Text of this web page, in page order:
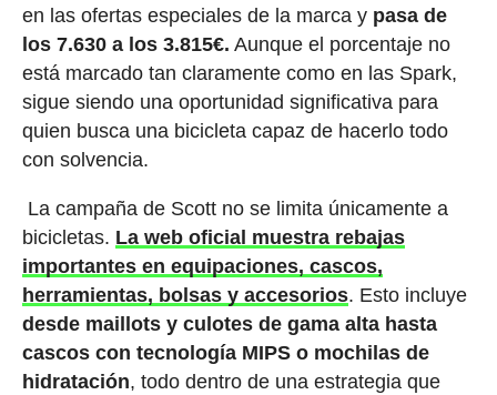
en las ofertas especiales de la marca y pasa de
los 7.630 a los 3.815€. Aunque el porcentaje no
está marcado tan claramente como en las Spark,
sigue siendo una oportunidad significativa para
quien busca una bicicleta capaz de hacerlo todo
con solvencia.
La campaña de Scott no se limita únicamente a
bicicletas. La web oficial muestra rebajas
importantes en equipaciones, cascos,
herramientas, bolsas y accesorios. Esto incluye
desde maillots y culotes de gama alta hasta
cascos con tecnología MIPS o mochilas de
hidratación, todo dentro de una estrategia que